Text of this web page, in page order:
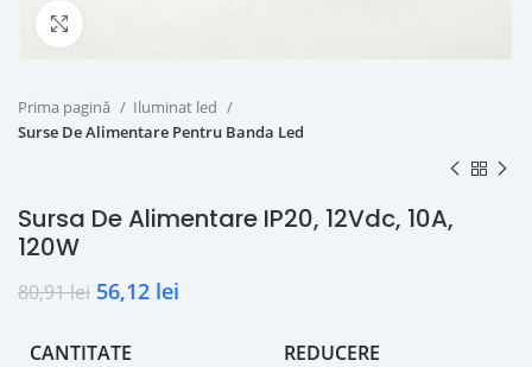
Prima pagină
Iluminat led
Surse De Alimentare Pentru Banda Led
Sursa De Alimentare IP20, 12Vdc, 10A,
120W
80,91lei 56,12 lei
CANTITATE REDUCERE